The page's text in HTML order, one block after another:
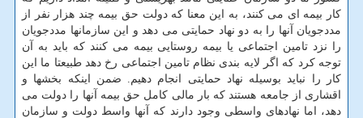
کار بیمه ای می کنند، به این معنا که دولت حق بیمه چند هزار نفر از
مددجویان آنها را به دو نهاد حمایتی می دهد و این سازمانها مددجویان
را نزد تامین اجتماعی یا بیمه روستایی بیمه می کنند که باید به آن
توجه کرد که اگر لایه بندی نظام تامین اجتماعی رخ دهد طبیعتا ما این
کار را نباید بوسیله نهاد حمایتی انجام دهیم. ضمن اینکه بخشها و
اقشاری از جامعه هستند که بار مالی کامل حق بیمه آنها را دولت می
دهد، اما نهادهای واسطی وجود دارند که آنها واسط دولت و سازمان